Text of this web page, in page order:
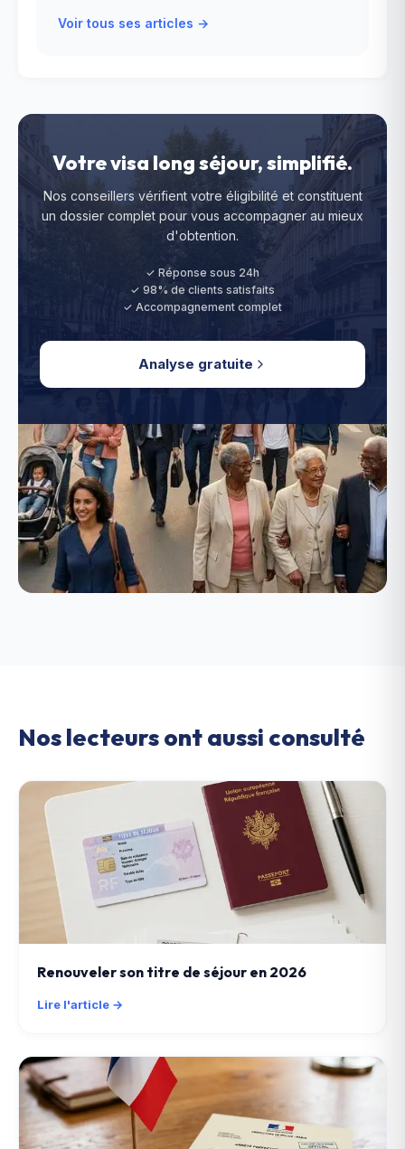
Voir tous ses articles →
Votre visa long séjour, simplifié.
Nos conseillers vérifient votre éligibilité et constituent
un dossier complet pour vous accompagner au mieux
d'obtention.
✓ Réponse sous 24h
✓ 98% de clients satisfaits
✓ Accompagnement complet
Analyse gratuite
Nos lecteurs ont aussi consulté
Renouveler son titre de séjour en 2026
Lire l'article →